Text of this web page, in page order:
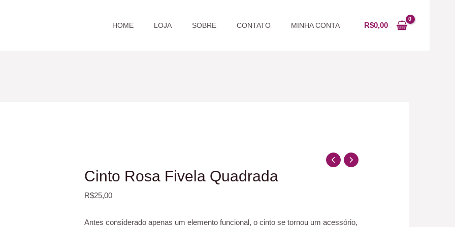
HOME LOJA SOBRE CONTATO MINHA CONTA R$0,00
Cinto Rosa Fivela Quadrada
R$25,00
Antes considerado apenas um elemento funcional, o cinto se tornou um acessório,